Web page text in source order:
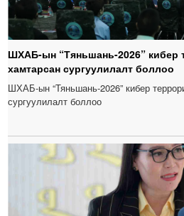
ШХАБ-ын “Тяньшань-2026” кибер
хамтарсан сургуулилалт боллоо
ШХАБ-ын “Тяньшань-2026” кибер
сургуулилалт боллоо